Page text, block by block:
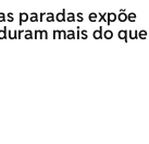
paradas expõe
mais do que